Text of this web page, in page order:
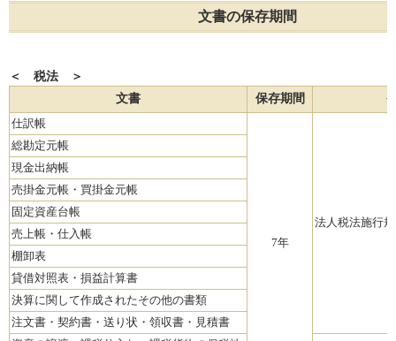
文書の保存期間
＜ 税法 ＞
文書
保存期間
仕訳帳
7年
法人税法施行
総勘定元帳
現金出納帳
売掛金元帳・買掛金元帳
固定資産台帳
売上帳・仕入帳
棚卸表
貸借対照表・損益計算書
決算に関して作成されたその他の書類
注文書・契約書・送り状・領収書・見積書